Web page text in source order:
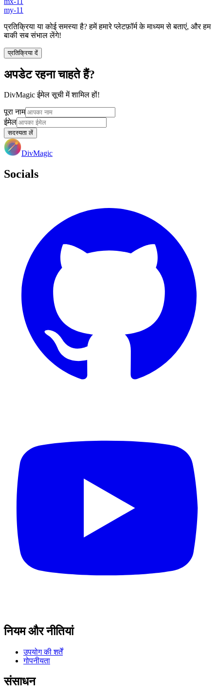
my-11
प्रतिक्रिया या कोई समस्या है? हमें हमारे प्लेटफ़ॉर्म के माध्यम से बताएं, और हम
बाकी सब संभाल लेंगे!
प्रतिक्रिया दें
अपडेट रहना चाहते हैं?
DivMagic ईमेल सूची में शामिल हों!
पूरा नाम
ईमेल
सदस्यता लें
DivMagic
Socials
नियम और नीतियां
उपयोग की शर्तें
गोपनीयता
संसाधन